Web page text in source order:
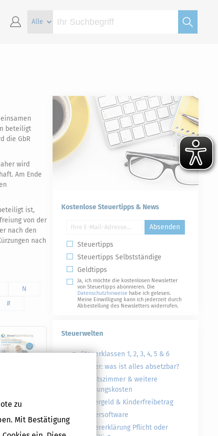
zu
Mit Bestätigung
beteiligt
die GbR
wird
Am Ende
ist,
von der
nach den
nach
N
#
Druckversion
Kostenlose Steuertipps & News
Absenden
Steuertipps
Steuertipps Selbstständige
Geldtipps
Ja, ich möchte die kostenlosen Newsletter
von Steuertipps abonnieren. Die
Datenschutzhinweise habe ich gelesen.
Meine Einwilligung kann ich jederzeit durch
Abbestellung des Newsletters widerrufen.
Steuerwelten
Steuerklassen 1, 2, 3, 4, 5 & 6
Steuer: was ist alles absetzbar?
Arbeitszimmer & weitere
Werbungskosten
Kindergeld & Kinderfreibetrag
Steuersoftware
Steuererklärung Pflicht oder